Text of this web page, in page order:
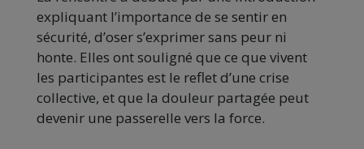
expliquant l’importance de se sentir en
sécurité, d’oser s’exprimer sans peur ni
honte. Elles ont souligné que ce que vivent
les participantes est le reflet d’une crise
collective, et que la douleur partagée peut
devenir une passerelle vers la force.